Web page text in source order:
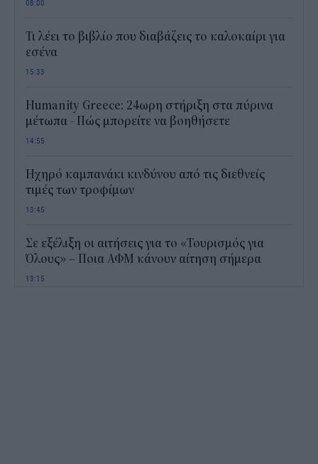
08:00
Τι λέει το βιβλίο που διαβάζεις το καλοκαίρι για
εσένα
15:33
Humanity Greece: 24ωρη στήριξη στα πύρινα
μέτωπα - Πώς μπορείτε να βοηθήσετε
14:55
Ηχηρό καμπανάκι κινδύνου από τις διεθνείς
τιμές των τροφίμων
13:45
Σε εξέλιξη οι αιτήσεις για το «Τουρισμός για
Όλους» – Ποια ΑΦΜ κάνουν αίτηση σήμερα
13:15